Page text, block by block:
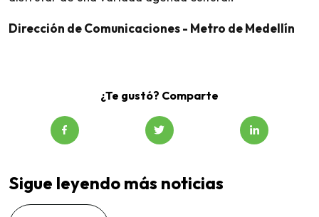
Dirección de Comunicaciones - Metro de Medellín
¿Te gustó? Comparte
Sigue leyendo más noticias